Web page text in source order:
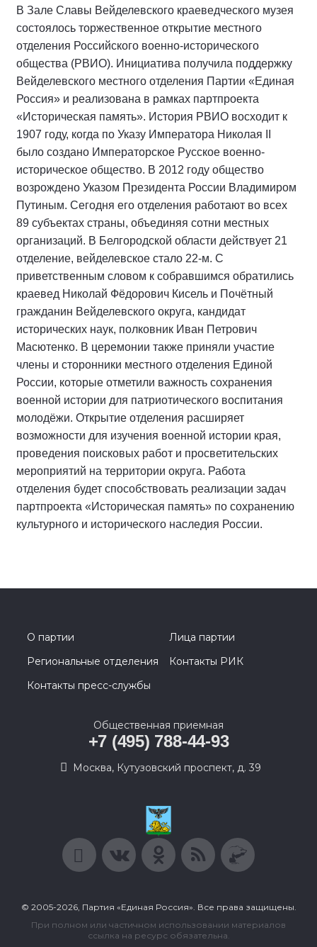
В Зале Славы Вейделевского краеведческого музея
состоялось торжественное открытие местного
отделения Российского военно-исторического
общества (РВИО). Инициатива получила поддержку
Вейделевского местного отделения Партии «Единая
Россия» и реализована в рамках партпроекта
«Историческая память». История РВИО восходит к
1907 году, когда по Указу Императора Николая II
было создано Императорское Русское военно-
историческое общество. В 2012 году общество
возрождено Указом Президента России Владимиром
Путиным. Сегодня его отделения работают во всех
89 субъектах страны, объединяя сотни местных
организаций. В Белгородской области действует 21
отделение, вейделевское стало 22-м. С
приветственным словом к собравшимся обратились
краевед Николай Фёдорович Кисель и Почётный
гражданин Вейделевского округа, кандидат
исторических наук, полковник Иван Петрович
Масютенко. В церемонии также приняли участие
члены и сторонники местного отделения Единой
России, которые отметили важность сохранения
военной истории для патриотического воспитания
молодёжи. Открытие отделения расширяет
возможности для изучения военной истории края,
проведения поисковых работ и просветительских
мероприятий на территории округа. Работа
отделения будет способствовать реализации задач
партпроекта «Историческая память» по сохранению
культурного и исторического наследия России.
О партии
Лица партии
Региональные отделения
Контакты РИК
Контакты пресс-службы
Общественная приемная
+7 (495) 788-44-93
Москва, Кутузовский проспект, д. 39
© 2005-2026, Партия «Единая Россия». Все права защищены.
При полном или частичном использовании материалов
ссылка на ресурс обязательна.